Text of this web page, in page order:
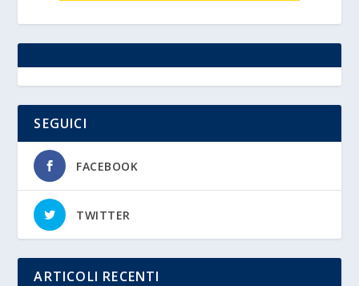
SEGUICI
FACEBOOK
TWITTER
ARTICOLI RECENTI